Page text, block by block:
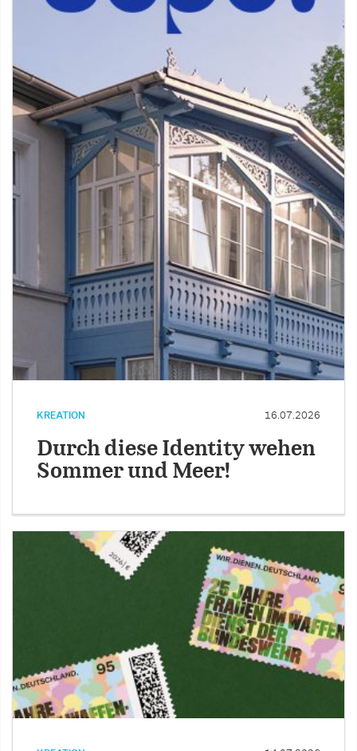
KREATION 16.07.2026
Durch diese Identity wehen
Sommer und Meer!